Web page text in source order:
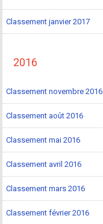
Classement janvier 2017
2016
Classement novembre 2016
Classement août 2016
Classement mai 2016
Classement avril 2016
Classement mars 2016
Classement février 2016